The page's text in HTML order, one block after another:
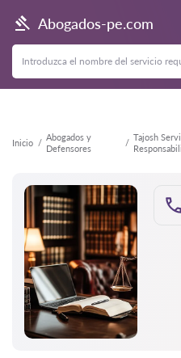
Abogados-pe.com
Inicio
Abogados y
Defensores
Tajosh
Atrás